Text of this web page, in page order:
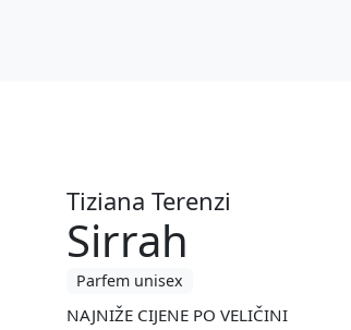
Tiziana Terenzi
Sirrah
Parfem unisex
NAJNIŽE CIJENE PO VELIČINI